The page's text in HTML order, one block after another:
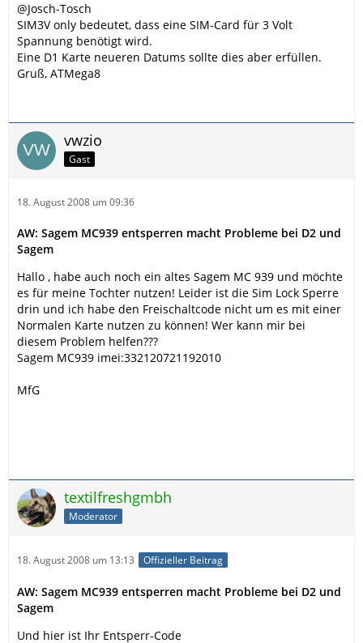
@Josch-Tosch
SIM3V only bedeutet, dass eine SIM-Card für 3 Volt
Spannung benötigt wird.
Eine D1 Karte neueren Datums sollte dies aber erfüllen.
Gruß, ATMega8
vwzio
Gast
18. August 2008 um 09:36
AW: Sagem MC939 entsperren macht Probleme bei D2 und
Sagem
Hallo , habe auch noch ein altes Sagem MC 939 und möchte
es für meine Tochter nutzen! Leider ist die Sim Lock Sperre
drin und ich habe den Freischaltcode nicht um es mit einer
Normalen Karte nutzen zu können! Wer kann mir bei
diesem Problem helfen???
Sagem MC939 imei:332120721192010
MfG
textilfreshgmbh
Moderator
18. August 2008 um 13:13 Offizieller Beitrag
AW: Sagem MC939 entsperren macht Probleme bei D2 und
Sagem
Und hier ist Ihr Entsperr-Code